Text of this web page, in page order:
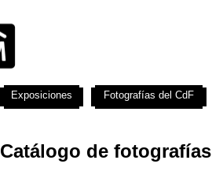
Catálogo de fotografías
Exposiciones Fotografías del CdF